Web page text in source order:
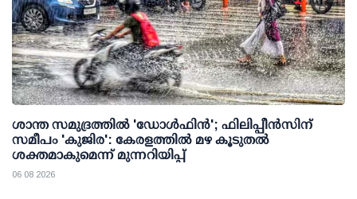
ശാന്ത സമുദ്രത്തില്‍ 'ഡോള്‍ഫിന്‍'; ഫിലിപ്പീന്‍സിന്
സമീപം 'കുജിര': കേരളത്തില്‍ മഴ കൂടുതല്‍
ശക്തമാകുമെന്ന് മുന്നറിയിപ്പ്
06 08 2026